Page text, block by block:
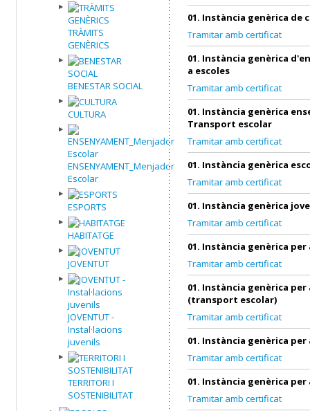
TRÀMITS
GENÈRICS
BENESTAR SOCIAL
CULTURA
ENSENYAMENT_Menjador
Escolar
ESPORTS
HABITATGE
JOVENTUT
JOVENTUT -
Instal·lacions
juvenils
TERRITORI I
SOSTENIBILITAT
01. Instància genèrica de
Tramitar amb certificat
01. Instància genèrica
a escoles
Tramitar amb certificat
01. Instància genèrica
Transport escolar
Tramitar amb certificat
01. Instància genèrica
Tramitar amb certificat
01. Instància genèrica
Tramitar amb certificat
01. Instància genèrica per
Tramitar amb certificat
01. Instància genèrica per
(transport escolar)
Tramitar amb certificat
01. Instància genèrica
Tramitar amb certificat
01. Instància genèrica
Tramitar amb certificat